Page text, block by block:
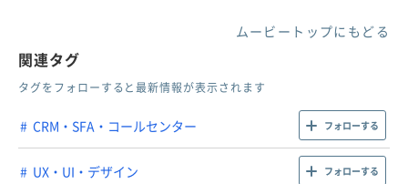
ムービートップにもどる
関連タグ
タグをフォローすると最新情報が表示されます
CRM・SFA・コールセンター フォローする
UX・UI・デザイン フォローする